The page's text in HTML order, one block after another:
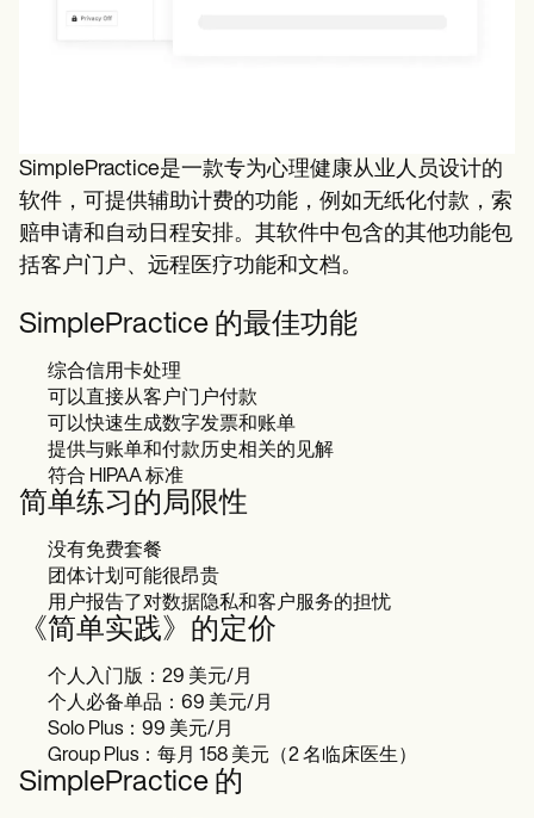
SimplePractice是一款专为心理健康从业人员设计的
软件，可提供辅助计费的功能，例如无纸化付款，索
赔申请和自动日程安排。其软件中包含的其他功能包
括客户门户、远程医疗功能和文档。
SimplePractice 的最佳功能
综合信用卡处理
可以直接从客户门户付款
可以快速生成数字发票和账单
提供与账单和付款历史相关的见解
符合 HIPAA 标准
简单练习的局限性
没有免费套餐
团体计划可能很昂贵
用户报告了对数据隐私和客户服务的担忧
《简单实践》的定价
个人入门版：29 美元/月
个人必备单品：69 美元/月
Solo Plus：99 美元/月
Group Plus：每月 158 美元（2 名临床医生）
SimplePractice 的